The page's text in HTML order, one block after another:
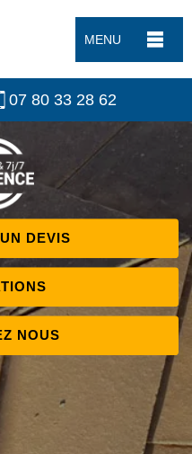
MENU
07 80 33 28 62
DEVIS
NOUS